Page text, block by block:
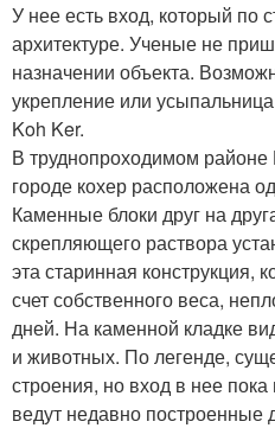
У нее есть вход, который по
архитектуре. Ученые не
назначении объекта.
укрепление или
Koh Ker.
В труднопроходимом
городе кохер расположена
Каменные блоки друг на
скрепляющего раствора
эта старинная конструкция,
счет собственного веса,
дней. На каменной кладке
и животных. По легенде,
строения, но вход в нее
ведут недавно построенные